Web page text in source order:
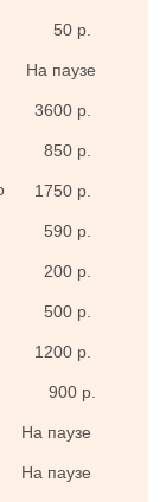
50 р.
На паузе
3600 р.
850 р.
1750 р.
590 р.
200 р.
500 р.
1200 р.
900 р.
На паузе
На паузе